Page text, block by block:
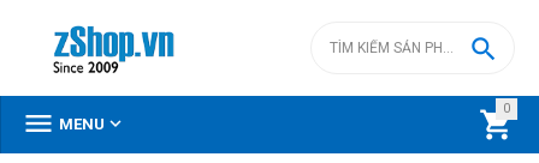
0


 MENU 